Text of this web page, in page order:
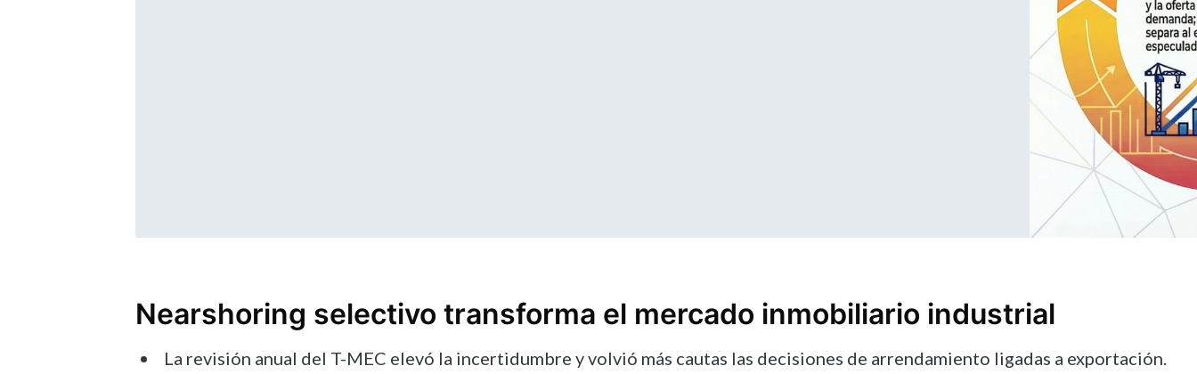
Nearshoring selectivo transforma el mercado inmobiliario industrial
La revisión anual del T-MEC elevó la incertidumbre y volvió más cautas las decisiones de arrendamiento ligadas a exportación.